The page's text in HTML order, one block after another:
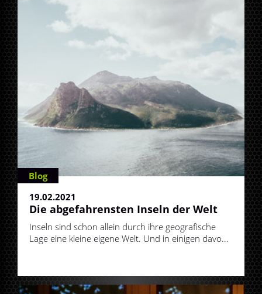
Blog
19.02.2021
Die abgefahrensten Inseln der Welt
Inseln sind schon allein durch ihre geografische
Lage eine kleine eigene Welt. Und in einigen davo...